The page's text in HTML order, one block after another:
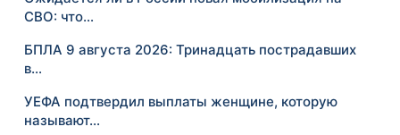
СВО: что…
БПЛА 9 августа 2026: Тринадцать пострадавших
в…
УЕФА подтвердил выплаты женщине, которую
называют…